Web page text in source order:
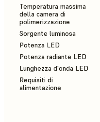
Temperatura massima
della camera di
polimerizzazione
Sorgente luminosa
Potenza LED
Potenza radiante LED
Lunghezza d'onda LED
Requisiti di
alimentazione